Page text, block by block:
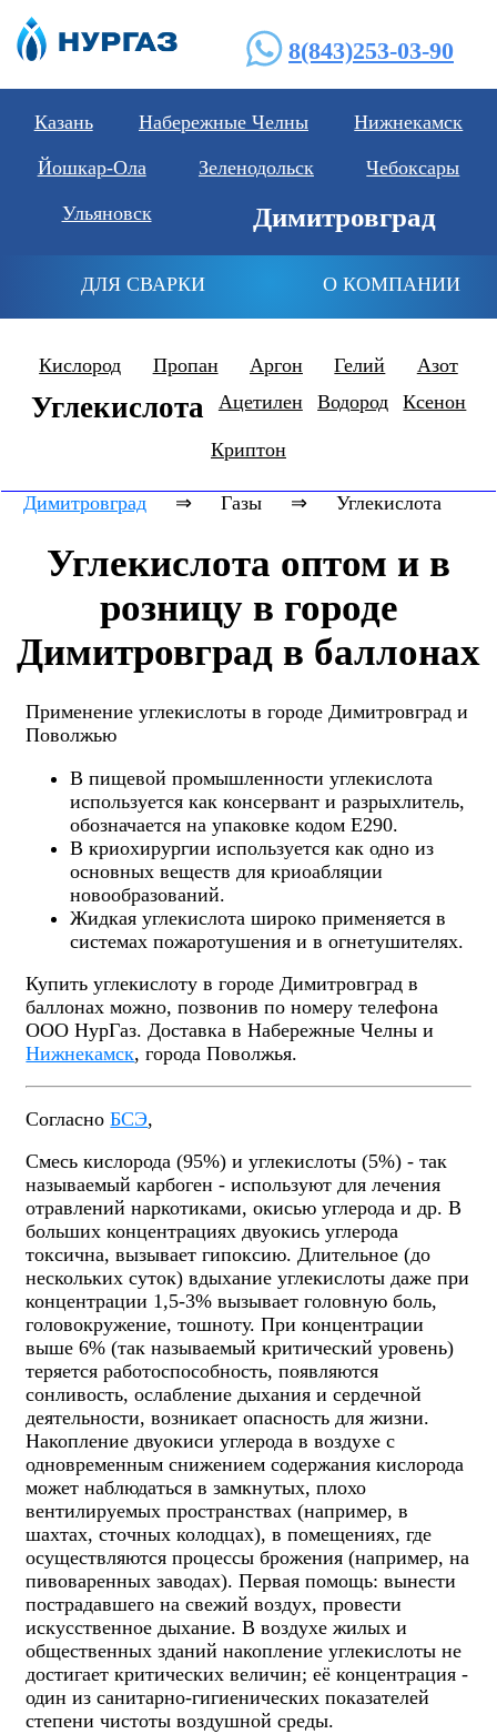
8(843)253-03-90
Казань Набережные Челны Нижнекамск
Йошкар-Ола Зеленодольск Чебоксары
Ульяновск Димитровград
ДЛЯ СВАРКИ О КОМПАНИИ
Кислород Пропан Аргон Гелий Азот
Углекислота Ацетилен Водород Ксенон
Криптон
Димитровград ⇒ Газы ⇒ Углекислота
Углекислота оптом и в
розницу в городе
Димитровград в баллонах
Применение углекислоты в городе Димитровград и
Поволжью
В пищевой промышленности углекислота
используется как консервант и разрыхлитель,
обозначается на упаковке кодом Е290.
В криохирургии используется как одно из
основных веществ для криоабляции
новообразований.
Жидкая углекислота широко применяется в
системах пожаротушения и в огнетушителях.
Купить углекислоту в городе Димитровград в
баллонах можно, позвонив по номеру телефона
ООО НурГаз. Доставка в Набережные Челны и
Нижнекамск, города Поволжья.
СогласноБСЭ,
Смесь кислорода (95%) и углекислоты (5%) - так
называемый карбоген - используют для лечения
отравлений наркотиками, окисью углерода и др. В
больших концентрациях двуокись углерода
токсична, вызывает гипоксию. Длительное (до
нескольких суток) вдыхание углекислоты даже при
концентрации 1,5-3% вызывает головную боль,
головокружение, тошноту. При концентрации
выше 6% (так называемый критический уровень)
теряется работоспособность, появляются
сонливость, ослабление дыхания и сердечной
деятельности, возникает опасность для жизни.
Накопление двуокиси углерода в воздухе с
одновременным снижением содержания кислорода
может наблюдаться в замкнутых, плохо
вентилируемых пространствах (например, в
шахтах, сточных колодцах), в помещениях, где
осуществляются процессы брожения (например, на
пивоваренных заводах). Первая помощь: вынести
пострадавшего на свежий воздух, провести
искусственное дыхание. В воздухе жилых и
общественных зданий накопление углекислоты не
достигает критических величин; её концентрация -
один из санитарно-гигиенических показателей
степени чистоты воздушной среды.